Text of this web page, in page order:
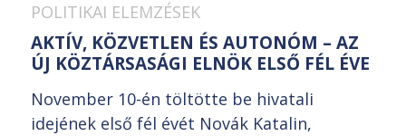
POLITIKAI ELEMZÉSEK
AKTÍV, KÖZVETLEN ÉS AUTONÓM – AZ
ÚJ KÖZTÁRSASÁGI ELNÖK ELSŐ FÉL ÉVE
November 10-én töltötte be hivatali
idejének első fél évét Novák Katalin,